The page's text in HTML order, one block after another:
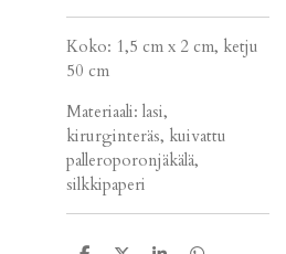
Koko: 1,5 cm x 2 cm, ketju
50 cm
Materiaali: lasi,
kirurginteräs, kuivattu
palleroporonjäkälä,
silkkipaperi